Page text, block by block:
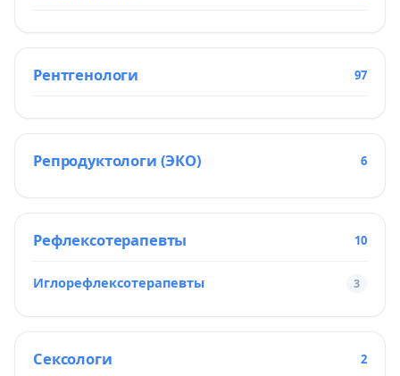
Рентгенологи 97
Репродуктологи (ЭКО) 6
Рефлексотерапевты 10
Иглорефлексотерапевты 3
Сексологи 2